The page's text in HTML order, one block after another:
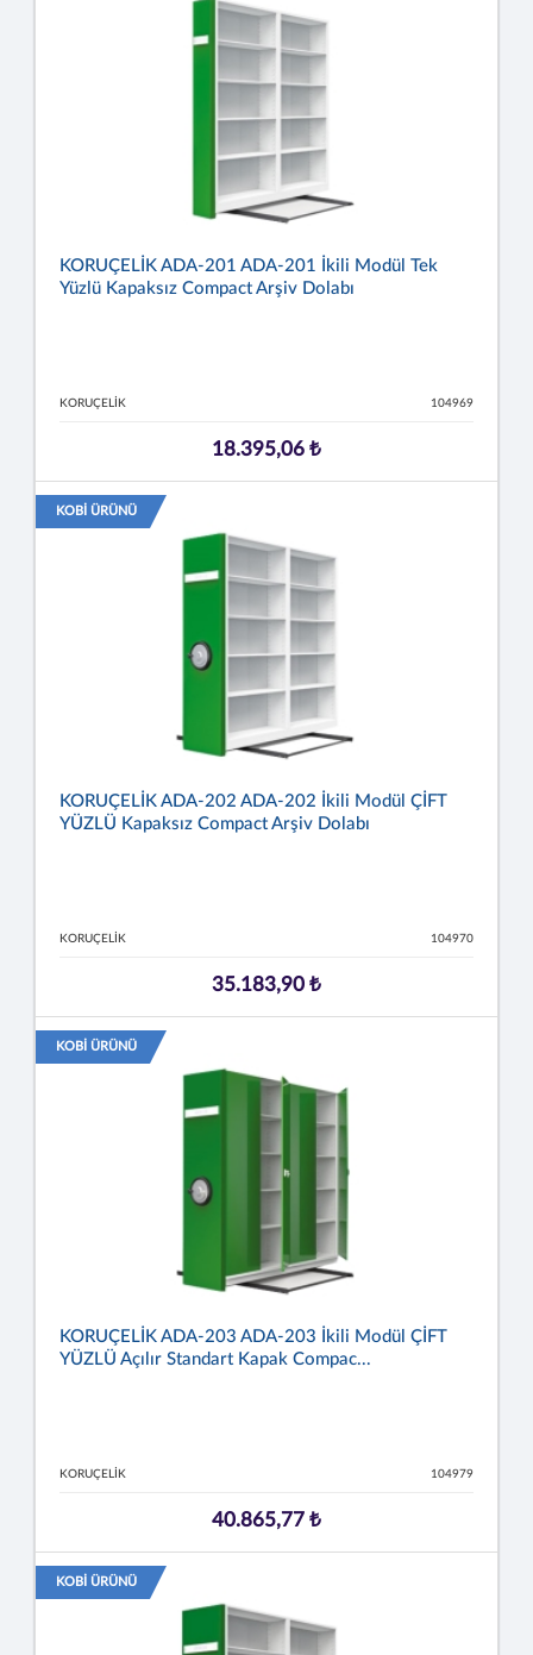
KORUÇELİK ADA-201 ADA-201 İkili Modül Tek
Yüzlü Kapaksız Compact Arşiv Dolabı
KORUÇELİK 104969
18.395,06 ₺
KOBİ ÜRÜNÜ
KORUÇELİK ADA-202 ADA-202 İkili Modül ÇİFT
YÜZLÜ Kapaksız Compact Arşiv Dolabı
KORUÇELİK 104970
35.183,90 ₺
KOBİ ÜRÜNÜ
KORUÇELİK ADA-203 ADA-203 İkili Modül ÇİFT
YÜZLÜ Açılır Standart Kapak Compac...
KORUÇELİK 104979
40.865,77 ₺
KOBİ ÜRÜNÜ